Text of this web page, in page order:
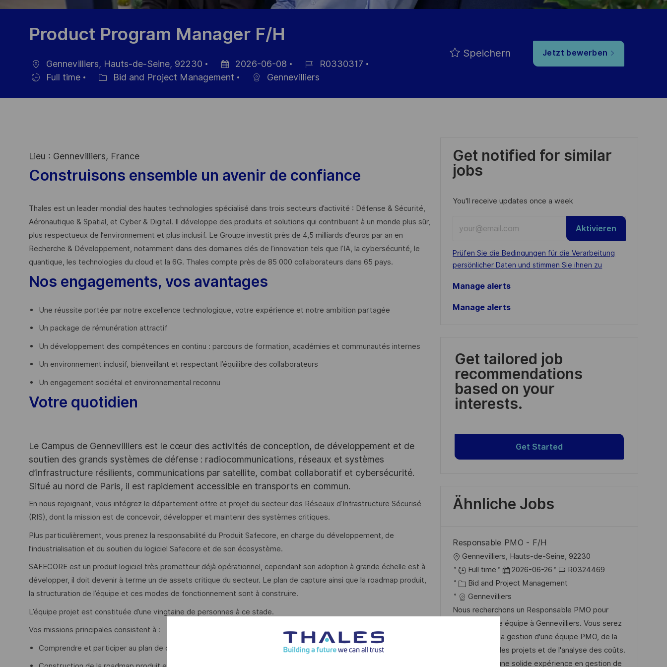
Product Program Manager F/H
Ort
Gennevilliers, Hauts-de-Seine, 92230
Datum
Veröffentlichung
2026-06-08
Job-
R0330317
Full time
Bid and Project Management Gennevilliers
Speichern Jetzt bewerben
Lieu : Gennevilliers, France
Construisons ensemble un avenir de confiance
Thales est un leader mondial des hautes technologies spécialisé dans trois secteurs d’activité : Défense & Sécurité,
Aéronautique & Spatial, et Cyber & Digital. Il développe des produits et solutions qui contribuent à un monde plus sûr,
plus respectueux de l’environnement et plus inclusif. Le Groupe investit près de 4,5 milliards d’euros par an en
Recherche & Développement, notamment dans des domaines clés de l’innovation tels que l’IA, la cybersécurité, le
quantique, les technologies du cloud et la 6G. Thales compte près de 85 000 collaborateurs dans 65 pays. ​
Nos engagements, vos avantages
Une réussite portée par notre excellence technologique, votre expérience et notre ambition partagée
Un package de rémunération attractif
Un développement des compétences en continu : parcours de formation, académies et communautés internes
Un environnement inclusif, bienveillant et respectant l’équilibre des collaborateurs
Un engagement sociétal et environnemental reconnu
Votre quotidien
Le Campus de Gennevilliers est le cœur des activités de conception, de développement et de
soutien des grands systèmes de défense : radiocommunications, réseaux et systèmes
d’infrastructure résilients, communications par satellite, combat collaboratif et cybersécurité.
Situé au nord de Paris, il est rapidement accessible en transports en commun.
En nous rejoignant, vous intégrez le département offre et projet du secteur des Réseaux d’Infrastructure Sécurisé
(RIS), dont la mission est de concevoir, développer et maintenir des systèmes critiques.
Plus particulièrement, vous prenez la responsabilité du Produit Safecore, en charge du développement, de
l’industrialisation et du soutien du logiciel Safecore et de son écosystème.
SAFECORE est un produit logiciel très prometteur déjà opérationnel, cependant son adoption à grande échelle est à
développer, il doit devenir à terme un de assets critique du secteur. Le plan de capture ainsi que la roadmap produit,
la structuration de l’équipe et ces modes de fonctionnement sont à construire.
L’équipe projet est constituée d’une vingtaine de personnes à ce stade.
Vos missions principales consistent à :
Comprendre et participer au plan de capture du produit
Get notified for similar
jobs
You'll receive updates once a week
Email
address
(Required)
Required
Prüfen Sie die Bedingungen für die Verarbeitung
persönlicher Daten und stimmen Sie ihnen zu
Aktivieren
Manage alerts
Manage alerts
Get tailored job
recommendations
based on your
interests.
Get Started
Ähnliche Jobs
Responsable PMO - F/H
O
r
t
Gennevilliers, Hauts-de-Seine, 92230
Full time
D
a
t
u
m
d
e
r
2026-06-26
J
o
-
I
D
R0324469
K
a
t
Bid and Project Management
Gennevilliers
Nous recherchons un Responsable PMO pour
rejoindre notre équipe à Gennevilliers. Vous serez
en charge de la gestion d'une équipe PMO, de la
coordination des projets et de l'analyse des coûts.
Si vous avez une solide expérience en gestion de